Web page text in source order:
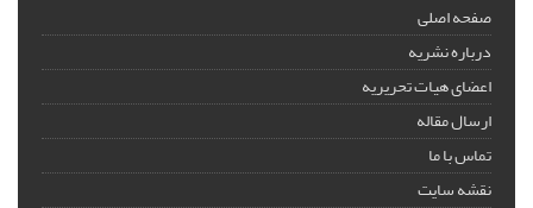
صفحه اصلی
درباره نشریه
اعضای هیات تحریریه
ارسال مقاله
تماس با ما
نقشه سایت